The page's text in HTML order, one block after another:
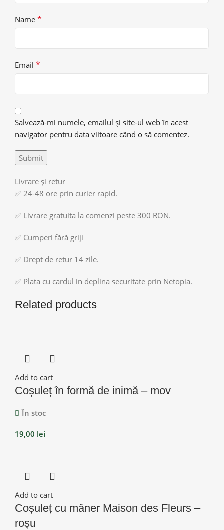
Name *
Email *
Salvează-mi numele, emailul și site-ul web în acest
navigator pentru data viitoare când o să comentez.
Livrare și retur
✅ 24-48 ore prin curier rapid.
✅ Livrare gratuita la comenzi peste 300 RON.
✅ Cumperi fără griji
✅ Drept de retur 14 zile.
✅ Plata cu cardul in deplina securitate prin Netopia.
Related products
Add to cart
Coșuleț în formă de inimă – mov
În stoc
19,00 lei
Add to cart
Coșuleț cu mâner Maison des Fleurs –
roșu